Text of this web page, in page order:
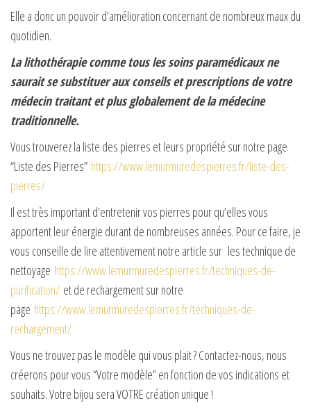
Elle a donc un pouvoir d’amélioration concernant de nombreux maux du
quotidien.
La lithothérapie comme tous les soins paramédicaux ne
saurait se substituer aux conseils et prescriptions de votre
médecin traitant et plus globalement de la médecine
traditionnelle.
Vous trouverez la liste des pierres et leurs propriété sur notre page
“Liste des Pierres” https://www.lemurmuredespierres.fr/liste-des-
pierres/
Il est très important d’entretenir vos pierres pour qu’elles vous
apportent leur énergie durant de nombreuses années. Pour ce faire, je
vous conseille de lire attentivement notre article sur les technique de
nettoyage https://www.lemurmuredespierres.fr/techniques-de-
purification/ et de rechargement sur notre
page https://www.lemurmuredespierres.fr/techniques-de-
rechargement/
Vous ne trouvez pas le modèle qui vous plait ? Contactez-nous, nous
créerons pour vous “Votre modèle” en fonction de vos indications et
souhaits. Votre bijou sera VOTRE création unique !